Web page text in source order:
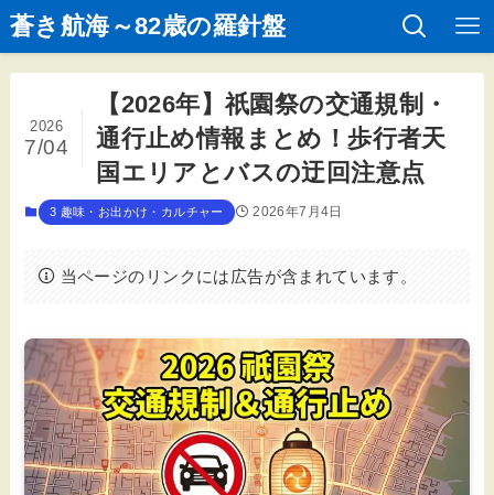
蒼き航海～82歳の羅針盤
【2026年】祇園祭の交通規制・
通行止め情報まとめ！歩行者天
国エリアとバスの迂回注意点
2026
7/04
3 趣味・お出かけ・カルチャー 2026年7月4日
当ページのリンクには広告が含まれています。